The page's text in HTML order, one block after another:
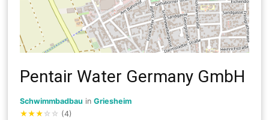
Pentair Water Germany GmbH
Schwimmbadbau inGriesheim
★★★ ☆ ☆ (4)